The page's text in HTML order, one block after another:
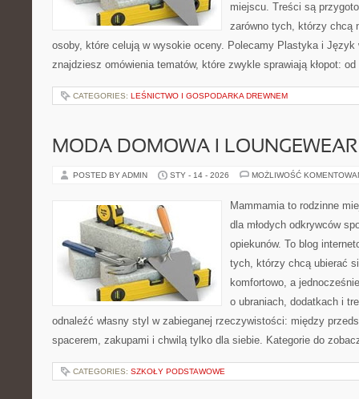
miejscu. Treści są
zarówno tych, którzy chcą
osoby, które celują w wysokie oceny. Polecamy Plastyka i Język
znajdziesz omówienia tematów, które zwykle sprawiają kłopot:
CATEGORIES: LEŚNICTWO I GOSPODARKA DREWNEM
MODA DOMOWA I LOUNGEWEAR
POSTED BY ADMIN STY - 14 - 2026 MOŻLIWOŚĆ
Mammamia to rodzinne
dla młodych odkrywców
opiekunów. To blog
tych, którzy chcą ubierać
komfortowo, a
o ubraniach, dodatkach i
odnaleźć własny styl w zabieganej rzeczywistości: między
spacerem, zakupami i chwilą tylko dla siebie. Kategorie do
CATEGORIES: SZKOŁY PODSTAWOWE